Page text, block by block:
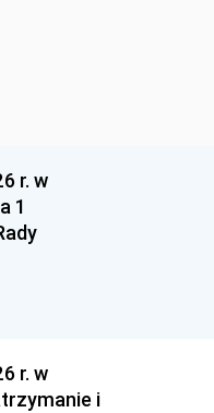
r. w
1
r. w
i